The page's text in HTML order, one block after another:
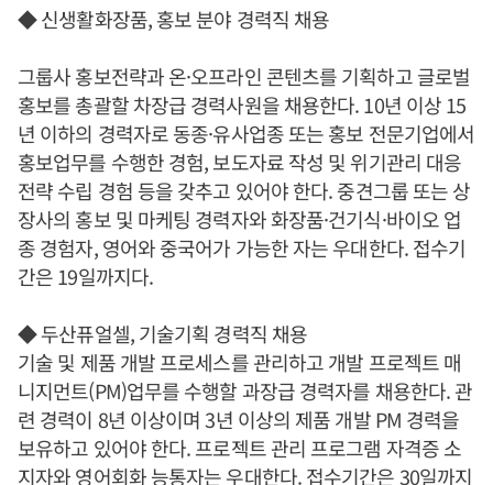
◆ 신생활화장품, 홍보 분야 경력직 채용
그룹사 홍보전략과 온·오프라인 콘텐츠를 기획하고 글로벌
홍보를 총괄할 차장급 경력사원을 채용한다. 10년 이상 15
년 이하의 경력자로 동종·유사업종 또는 홍보 전문기업에서
홍보업무를 수행한 경험, 보도자료 작성 및 위기관리 대응
전략 수립 경험 등을 갖추고 있어야 한다. 중견그룹 또는 상
장사의 홍보 및 마케팅 경력자와 화장품·건기식·바이오 업
종 경험자, 영어와 중국어가 가능한 자는 우대한다. 접수기
간은 19일까지다.
◆ 두산퓨얼셀, 기술기획 경력직 채용
기술 및 제품 개발 프로세스를 관리하고 개발 프로젝트 매
니지먼트(PM)업무를 수행할 과장급 경력자를 채용한다. 관
련 경력이 8년 이상이며 3년 이상의 제품 개발 PM 경력을
보유하고 있어야 한다. 프로젝트 관리 프로그램 자격증 소
지자와 영어회화 능통자는 우대한다. 접수기간은 30일까지